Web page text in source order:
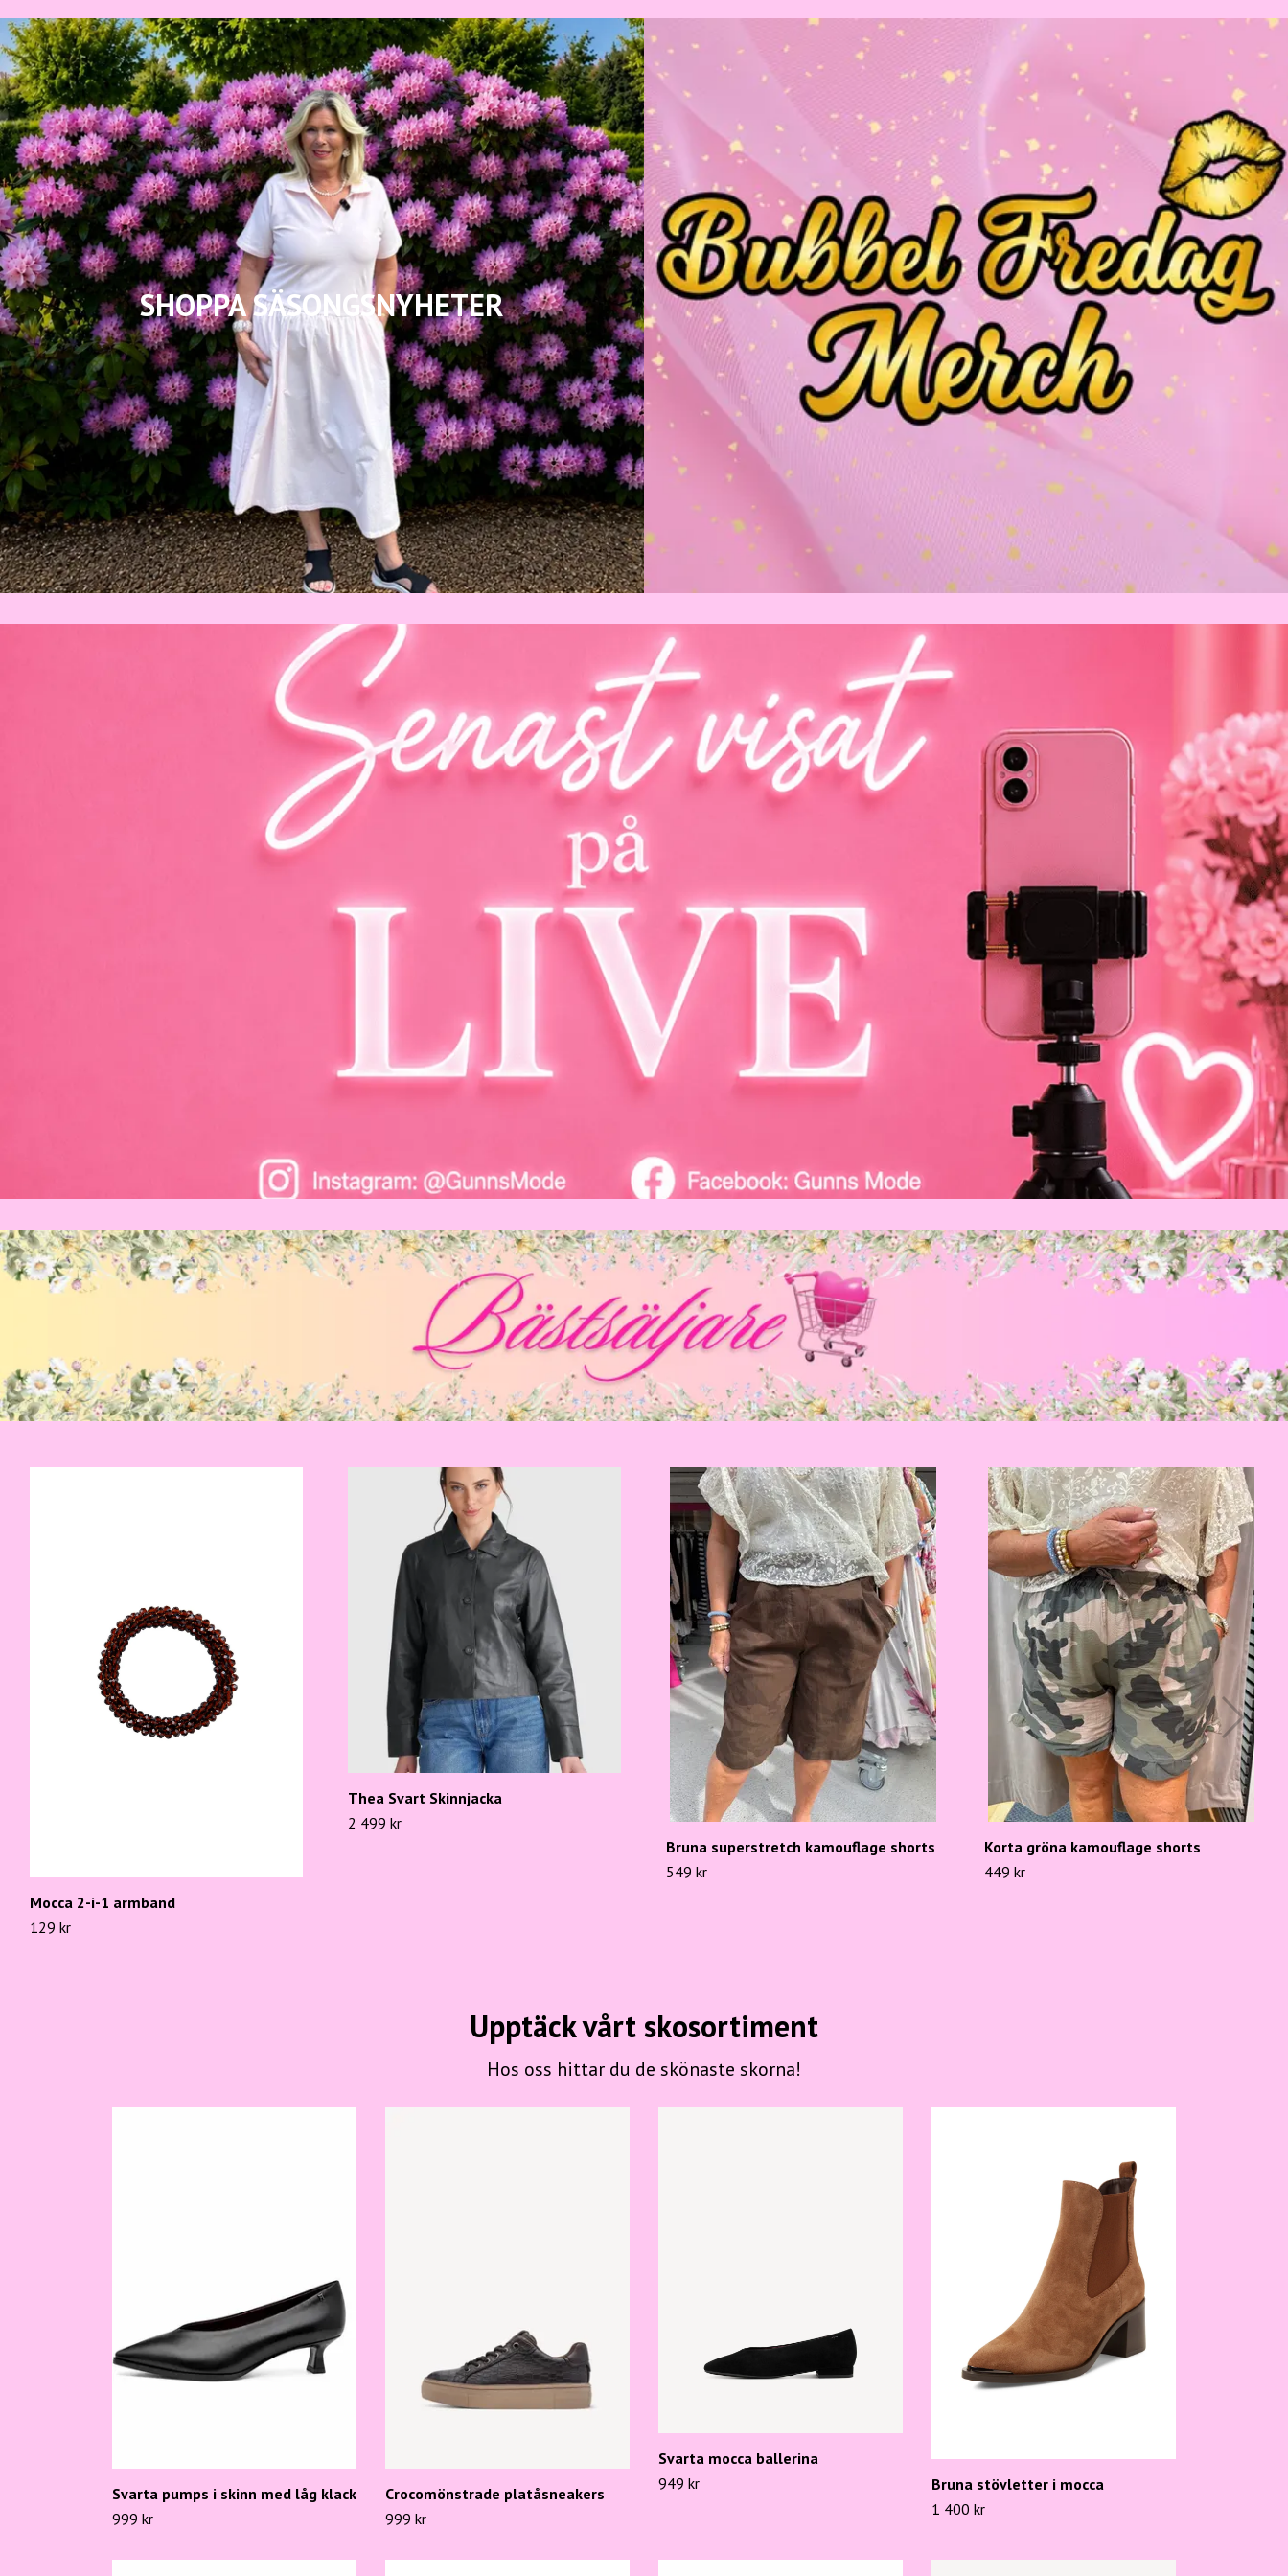
SHOPPA SÄSONGSNYHETER
Mocca 2-i-1 armband
129 kr
Thea Svart Skinnjacka
2 499 kr
Bruna superstretch kamouflage shorts
549 kr
Korta gröna kamouflage shorts
449 kr
Upptäck vårt skosortiment
Hos oss hittar du de skönaste skorna!
Svarta pumps i skinn med låg klack
999 kr
Crocomönstrade platåsneakers
999 kr
Svarta mocca ballerina
949 kr
Bruna stövletter i mocca
1 400 kr